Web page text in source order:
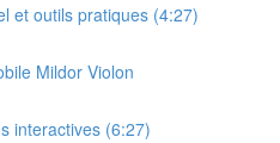
et outils pratiques (4:27)
Mildor Violon
interactives (6:27)